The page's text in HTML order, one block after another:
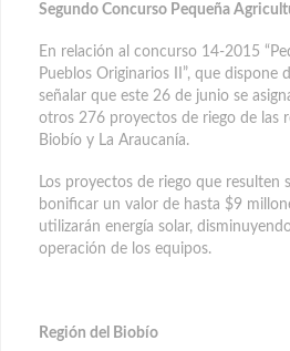
Segundo Concurso Pequeña
En relación al concurso 14-2015
Pueblos Originarios II”, que dispone
señalar que este 26 de junio se
otros 276 proyectos de riego de las
Biobío y La Araucanía.
Los proyectos de riego que resulten
bonificar un valor de hasta $9
utilizarán energía solar,
operación de los equipos.
Región del Biobío